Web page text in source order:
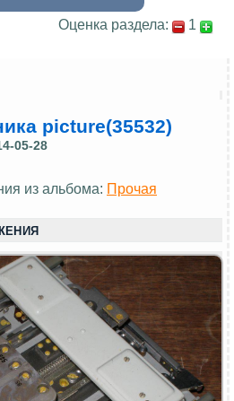
Оценка раздела: 1
picture(35532)
05-28
из альбома: Прочая